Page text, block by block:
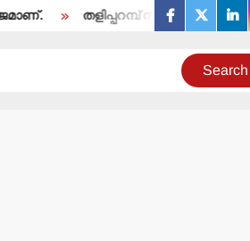
തളിപ്പറമ്പ് നഗരസഭ സെക്രട്ടെറിfacebook
twitter